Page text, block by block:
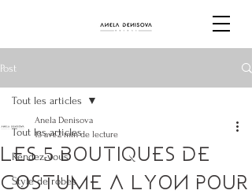
Post
Tout les articles
Rendez-vous
Style de robes
Tout les articles
Les 5 boutiques de
costume à Lyon pour
Anela Denisova
13 avr.2 min de lecture